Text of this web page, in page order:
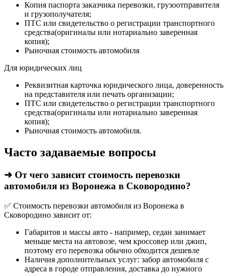
Копия паспорта заказчика перевозки, грузоотправителя
и грузополучателя;
ПТС или свидетельство о регистрации транспортного
средства(оригиналы или нотариально заверенная
копия);
Рыночная стоимость автомобиля
Для юридических лиц
Реквизитная карточка юридического лица, доверенность
на представителя или печать организации;
ПТС или свидетельство о регистрации транспортного
средства(оригиналы или нотариально заверенная
копия);
Рыночная стоимость автомобиля.
Часто задаваемые вопросы
➜ От чего зависит стоимость перевозки
автомобиля из Воронежа в Сковородино?
✅ Стоимость перевозки автомобиля из Воронежа в
Сковородино зависит от:
Габаритов и массы авто - например, седан занимает
меньше места на автовозе, чем кроссовер или джип,
поэтому его перевозка обычно обходится дешевле
Наличия дополнительных услуг: забор автомобиля с
адреса в городе отправления, доставка до нужного